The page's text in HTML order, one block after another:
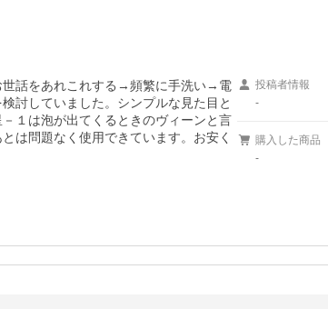
世話をあれこれする→頻繁に手洗い→電
討していました。シンプルな見た目と
１は泡が出てくるときのヴィーンと言
は問題なく使用できています。お安く
投稿者情報
-
購入した商品
-